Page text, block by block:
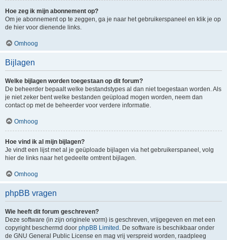
Hoe zeg ik mijn abonnement op?
Om je abonnement op te zeggen, ga je naar het gebruikerspaneel en klik je op
de hier voor dienende links.
Omhoog
Bijlagen
Welke bijlagen worden toegestaan op dit forum?
De beheerder bepaalt welke bestandstypes al dan niet toegestaan worden. Als
je niet zeker bent welke bestanden geüpload mogen worden, neem dan
contact op met de beheerder voor verdere informatie.
Omhoog
Hoe vind ik al mijn bijlagen?
Je vindt een lijst met al je geüploade bijlagen via het gebruikerspaneel, volg
hier de links naar het gedeelte omtrent bijlagen.
Omhoog
phpBB vragen
Wie heeft dit forum geschreven?
Deze software (in zijn originele vorm) is geschreven, vrijgegeven en met een
copyright beschermd door phpBB Limited . De software is beschikbaar onder
de GNU General Public License en mag vrij verspreid worden, raadpleeg